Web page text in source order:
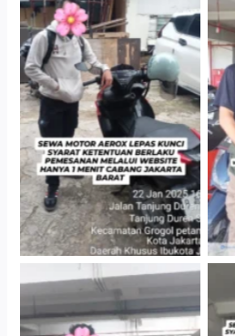
Cabang Jakarta Barat